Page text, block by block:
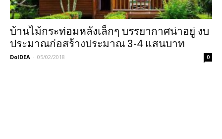
บ้านไม้กระท่อมหลังเล็กๆ บรรยากาศน่าอยู่ งบ
ประมาณก่อสร้างประมาณ 3-4 แสนบาท
DoIDEA - 05/02/2018 0